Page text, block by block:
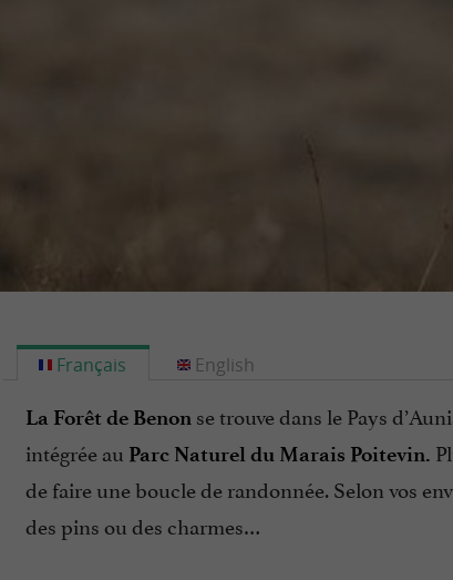
Français
La Forêt de Benon se trouve dans le Pays
intégrée au Parc Naturel du Marais Poitevin.
de faire une boucle de randonnée. Selon vos
des pins ou des charmes…
English